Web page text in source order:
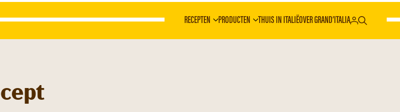
RECEPTEN PRODUCTEN THUIS IN ITALIËOVER GRAND’ITALIA